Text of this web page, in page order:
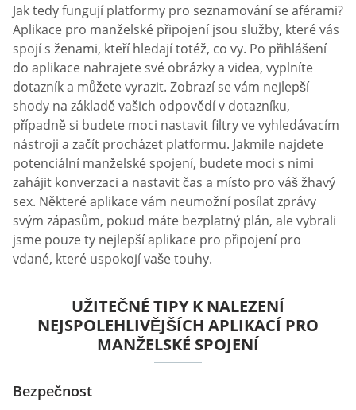
Jak tedy fungují platformy pro seznamování se aférami?
Aplikace pro manželské připojení jsou služby, které vás
spojí s ženami, kteří hledají totéž, co vy. Po přihlášení
do aplikace nahrajete své obrázky a videa, vyplníte
dotazník a můžete vyrazit. Zobrazí se vám nejlepší
shody na základě vašich odpovědí v dotazníku,
případně si budete moci nastavit filtry ve vyhledávacím
nástroji a začít procházet platformu. Jakmile najdete
potenciální manželské spojení, budete moci s nimi
zahájit konverzaci a nastavit čas a místo pro váš žhavý
sex. Některé aplikace vám neumožní posílat zprávy
svým zápasům, pokud máte bezplatný plán, ale vybrali
jsme pouze ty nejlepší aplikace pro připojení pro
vdané, které uspokojí vaše touhy.
UŽITEČNÉ TIPY K NALEZENÍ
NEJSPOLEHLIVĚJŠÍCH APLIKACÍ PRO
MANŽELSKÉ SPOJENÍ
Bezpečnost